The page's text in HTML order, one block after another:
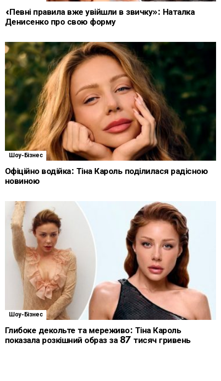
«Певні правила вже увійшли в звичку»: Наталка
Денисенко про свою форму
Шоу-Бізнес
Офіційно водійка: Тіна Кароль поділилася радісною
новиною
Шоу-Бізнес
Глибоке декольте та мереживо: Тіна Кароль
показала розкішний образ за 87 тисяч гривень